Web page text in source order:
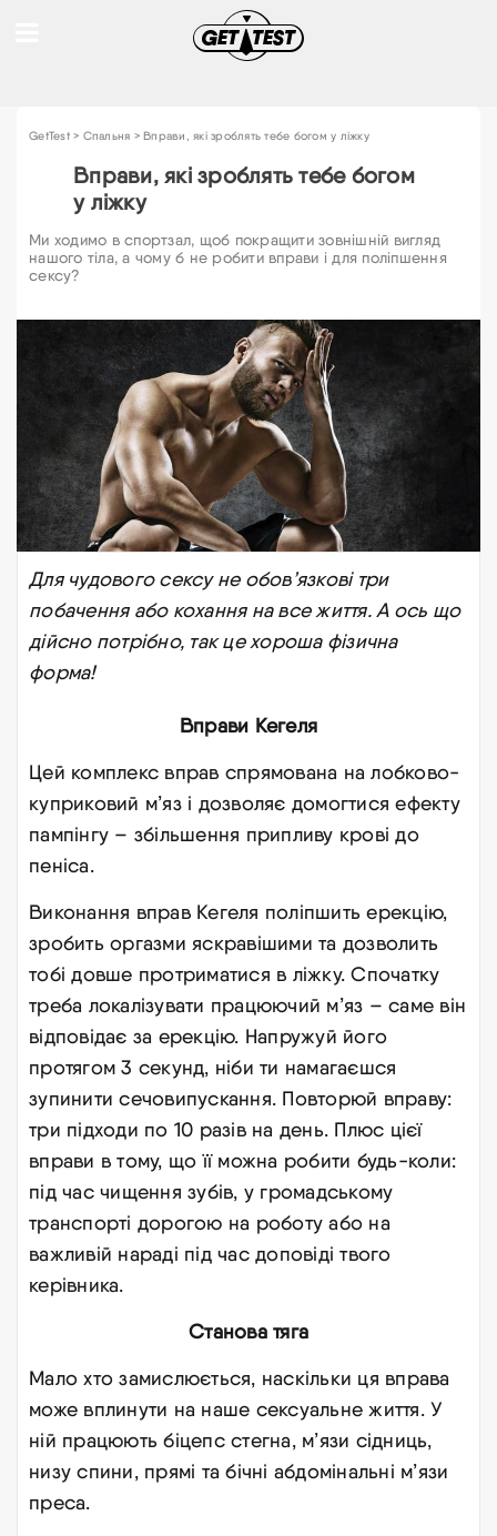
GetTest> Спальня > Вправи, які зроблять тебе богом у ліжку
Вправи, які зроблять тебе богом
у ліжку
Ми ходимо в спортзал, щоб покращити зовнішній вигляд
нашого тіла, а чому б не робити вправи і для поліпшення
сексу?
Для чудового сексу не обов’язкові три
побачення або кохання на все життя. А ось що
дійсно потрібно, так це хороша фізична
форма!
Вправи Кегеля
Цей комплекс вправ спрямована на лобково-
куприковий м’яз і дозволяє домогтися ефекту
пампінгу – збільшення припливу крові до
пеніса.
Виконання вправ Кегеля поліпшить ерекцію,
зробить оргазми яскравішими та дозволить
тобі довше протриматися в ліжку. Спочатку
треба локалізувати працюючий м’яз – саме він
відповідає за ерекцію. Напружуй його
протягом 3 секунд, ніби ти намагаєшся
зупинити сечовипускання. Повторюй вправу:
три підходи по 10 разів на день. Плюс цієї
вправи в тому, що її можна робити будь-коли:
під час чищення зубів, у громадському
транспорті дорогою на роботу або на
важливій нараді під час доповіді твого
керівника.
Станова тяга
Мало хто замислюється, наскільки ця вправа
може вплинути на наше сексуальне життя. У
ній працюють біцепс стегна, м’язи сідниць,
низу спини, прямі та бічні абдомінальні м’язи
преса.